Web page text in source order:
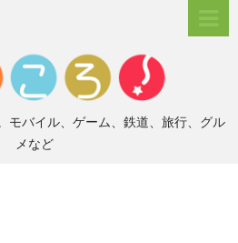
モバイル、ゲーム、鉄道、旅行、グル
メなど